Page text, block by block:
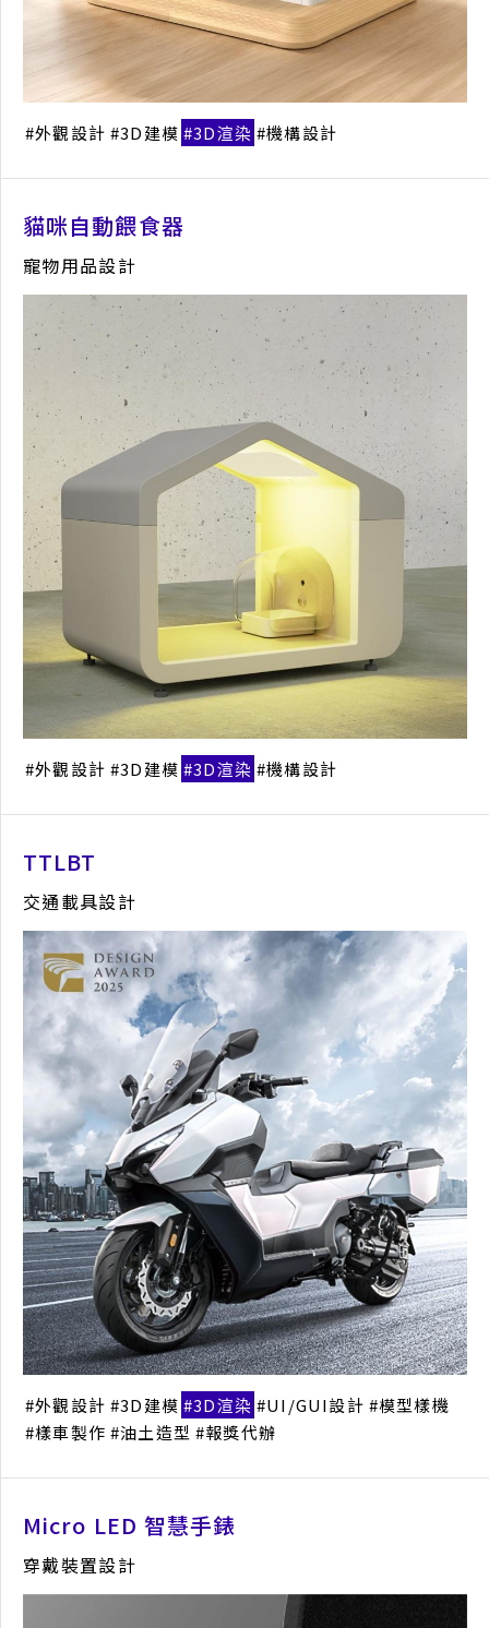
島嶼共脈茶禮盒設計
食品包裝設計
產品概念 平面設計 視覺設計 包裝設計
PE1 移動式電源
工業電子類產品設計
產品概念 外觀設計 模型樣機 報獎代辦
工業區地方創生形象網站
網站視覺設計
視覺設計 網站設計 UI設計
外觀設計 3D建模 3D渲染 機構設計
貓咪自動餵食器
寵物用品設計
外觀設計 3D建模 3D渲染 機構設計
TTLBT
交通載具設計
外觀設計 3D建模 3D渲染 UI/GUI設計
模型樣機
樣車製作
油土造型 報獎代辦
Micro LED 智慧手錶
穿戴裝置設計